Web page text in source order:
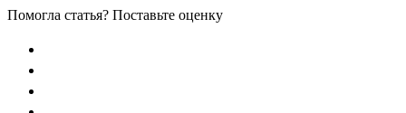
Помогла статья? Поставьте оценку